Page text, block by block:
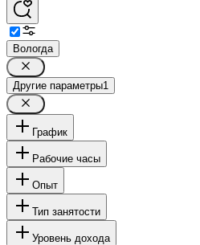
Вологда
Другие параметры1
График
Рабочие часы
Опыт
Тип занятости
Уровень дохода